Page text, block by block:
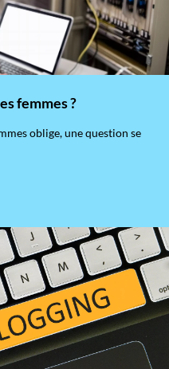
femmes ?
oblige, une question se